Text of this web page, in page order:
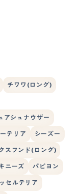
チワワ(ロング)
アシュナウザー
テリア シーズー
スフンド(ロング)
ニーズ パピヨン
セルテリア